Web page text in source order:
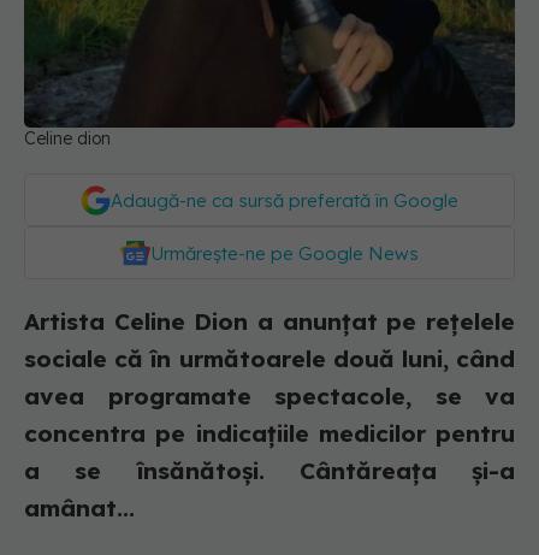
Celine dion
Adaugă-ne ca sursă preferată în Google
Urmărește-ne pe Google News
Artista Celine Dion a anunțat pe rețelele
sociale că în următoarele două luni, când
avea programate spectacole, se va
concentra pe indicațiile medicilor pentru
a se însănătoși. Cântăreața și-a
amânat...